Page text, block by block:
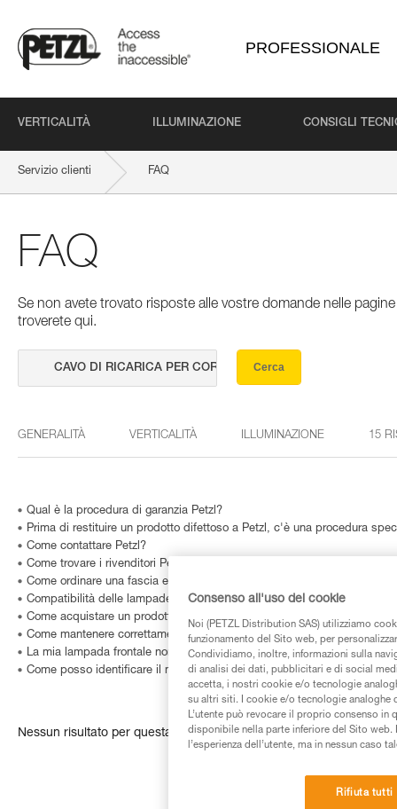
PROFESSIONALE
VERTICALITÀ ILLUMINAZIONE CONSIGLI
Servizio clienti FAQ
FAQ
Se non avete trovato risposte alle vostre domande nelle
troverete qui.
Cerca
GENERALITÀ VERTICALITÀ ILLUMINAZIONE 15
Qual è la procedura di garanzia Petzl?
Prima di restituire un prodotto difettoso a Petzl, c'è una procedura
Come contattare Petzl?
Come trovare i rivenditori Petzl nel mondo?
Come ordinare una fascia elastica nuova?
Compatibilità delle lampade con HELMET ADAPT?
Come acquistare un prodotto Petzl?
Come mantenere correttamente la mia attrezzatura Petzl?
La mia lampada frontale non illumina più o non illumina più molto bene?
Come posso identificare il modello e l’età della mia lampada frontale
Nessun risultato per questa ricerca
Consenso all'uso dei cookie
Noi (PETZL Distribution SAS) utilizziamo
funzionamento del Sito web, per
Condividiamo, inoltre, informazioni sulla
di analisi dei dati, pubblicitari e di social
accetta, i nostri cookie e/o tecnologie
su altri siti. I cookie e/o tecnologie analoghe
L’utente può revocare il proprio consenso
disponibile nella parte inferiore del Sito
l’esperienza dell’utente, ma in nessun caso
Rifiuta tutti